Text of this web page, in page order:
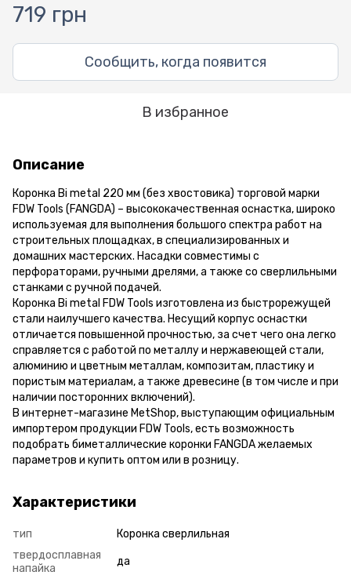
719 грн
Сообщить, когда появится
В избранное
Описание
Коронка Bi metal 220 мм (без хвостовика) торговой марки
FDW Tools (FANGDA) – высококачественная оснастка, широко
используемая для выполнения большого спектра работ на
строительных площадках, в специализированных и
домашних мастерских. Насадки совместимы с
перфораторами, ручными дрелями, а также со сверлильными
станками с ручной подачей.
Коронка Bi metal FDW Tools изготовлена из быстрорежущей
стали наилучшего качества. Несущий корпус оснастки
отличается повышенной прочностью, за счет чего она легко
справляется с работой по металлу и нержавеющей стали,
алюминию и цветным металлам, композитам, пластику и
пористым материалам, а также древесине (в том числе и при
наличии посторонних включений).
В интернет-магазине MetShop, выступающим официальным
импортером продукции FDW Tools, есть возможность
подобрать биметаллические коронки FANGDA желаемых
параметров и купить оптом или в розницу.
Характеристики
тип
Коронка сверлильная
твердосплавная
напайка
да